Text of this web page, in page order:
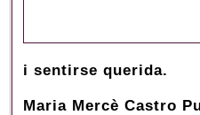
i sentirse querida.
Maria Mercè Castro